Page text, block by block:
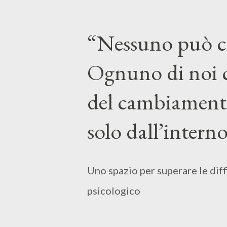
mio corpo, le mie sensazioni,
che siano per gli altri o per
sogni, le mie speranze e le
“Nessuno può
Ognuno di noi
del
solo
Uno spazio per superare le
psicologico